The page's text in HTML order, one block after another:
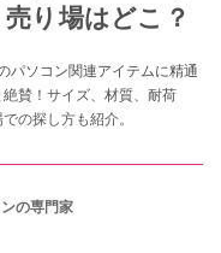
り場はどこ？
パソコン関連アイテムに精通
賛！サイズ、材質、耐荷
の探し方も紹介。
の専門家